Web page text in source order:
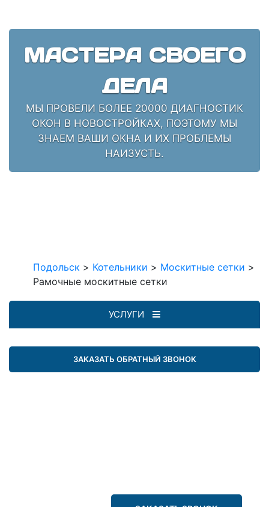
МАСТЕРА СВОЕГО
ДЕЛА
МЫ ПРОВЕЛИ БОЛЕЕ 20000 ДИАГНОСТИК
ОКОН В НОВОСТРОЙКАХ, ПОЭТОМУ МЫ
ЗНАЕМ ВАШИ ОКНА И ИХ ПРОБЛЕМЫ
НАИЗУСТЬ.
Подольск > Котельники > Москитные сетки >
Рамочные москитные сетки
УСЛУГИ
ЗАКАЗАТЬ ОБРАТНЫЙ ЗВОНОК